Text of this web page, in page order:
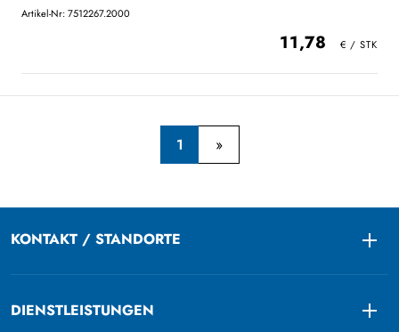
Artikel-Nr: 7512267.2000
11,78
1
KONTAKT / STANDORTE
DIENSTLEISTUNGEN